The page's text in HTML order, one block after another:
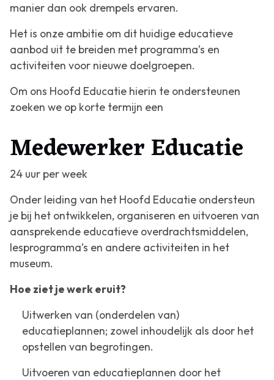
manier dan ook drempels ervaren.
Het is onze ambitie om dit huidige educatieve
aanbod uit te breiden met programma’s en
activiteiten voor nieuwe doelgroepen.
Om ons Hoofd Educatie hierin te ondersteunen
zoeken we op korte termijn een
Medewerker Educatie
24 uur per week
Onder leiding van het Hoofd Educatie ondersteun
je bij het ontwikkelen, organiseren en uitvoeren van
aansprekende educatieve overdrachtsmiddelen,
lesprogramma’s en andere activiteiten in het
museum.
Hoe ziet je werk eruit?
Uitwerken van (onderdelen van)
educatieplannen; zowel inhoudelijk als door het
opstellen van begrotingen.
Uitvoeren van educatieplannen door het